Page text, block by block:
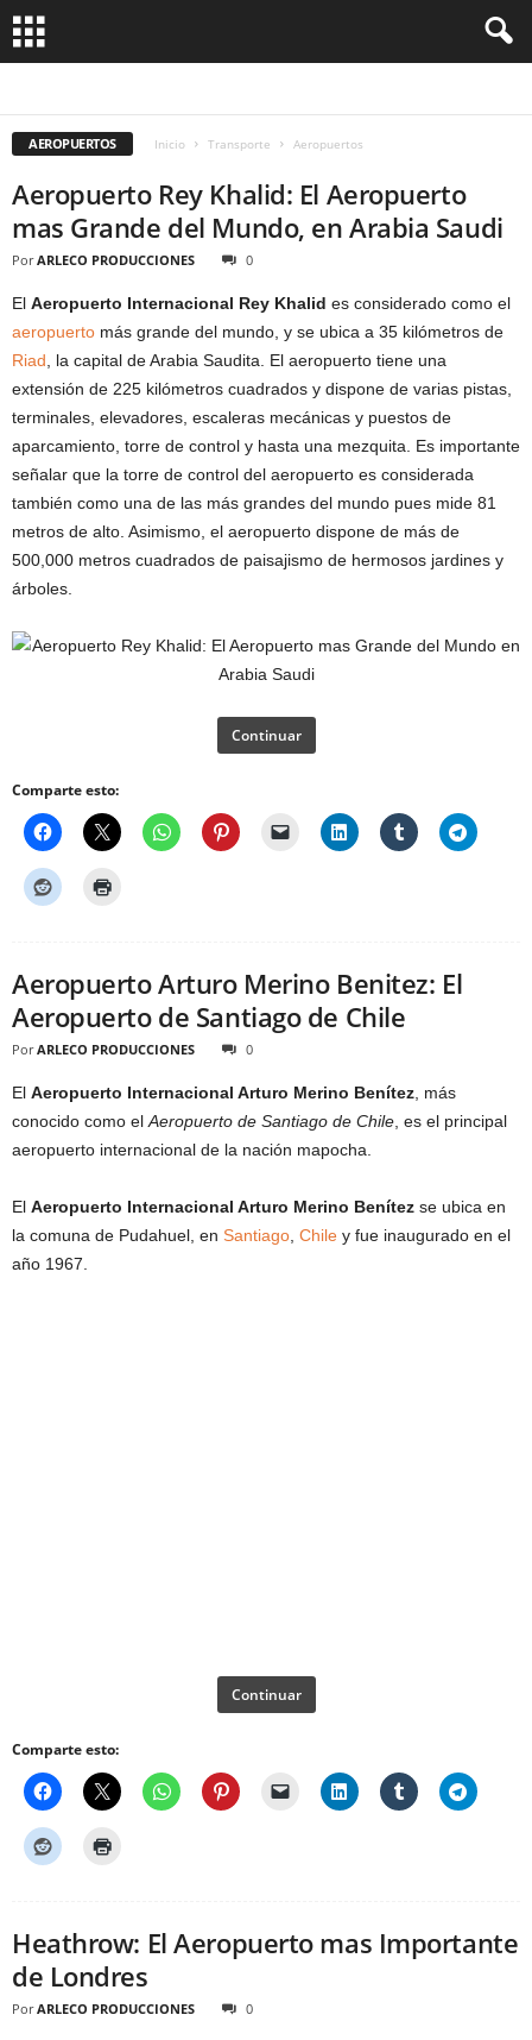
AEROPUERTOS Inicio Transporte Aeropuertos
Aeropuerto Rey Khalid: El Aeropuerto
mas Grande del Mundo, en Arabia Saudi
Por ARLECO PRODUCCIONES 0
El Aeropuerto Internacional Rey Khalid es considerado como el
aeropuerto más grande del mundo, y se ubica a 35 kilómetros de
Riad , la capital de Arabia Saudita. El aeropuerto tiene una
extensión de 225 kilómetros cuadrados y dispone de varias pistas,
terminales, elevadores, escaleras mecánicas y puestos de
aparcamiento, torre de control y hasta una mezquita. Es importante
señalar que la torre de control del aeropuerto es considerada
también como una de las más grandes del mundo pues mide 81
metros de alto. Asimismo, el aeropuerto dispone de más de
500,000 metros cuadrados de paisajismo de hermosos jardines y
árboles.
Continuar
Comparte esto:
Aeropuerto Arturo Merino Benitez: El
Aeropuerto de Santiago de Chile
Por ARLECO PRODUCCIONES 0
El Aeropuerto Internacional Arturo Merino Benítez , más
conocido como el Aeropuerto de Santiago de Chile , es el principal
aeropuerto internacional de la nación mapocha.
El Aeropuerto Internacional Arturo Merino Benítez se ubica en
la comuna de Pudahuel, en Santiago Chile y fue inaugurado en el
año 1967.
Continuar
Comparte esto:
Heathrow: El Aeropuerto mas Importante
de Londres
Por ARLECO PRODUCCIONES 0